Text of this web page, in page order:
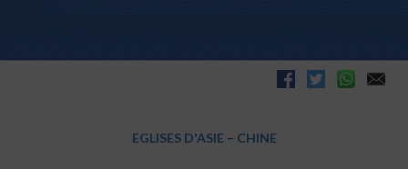
EGLISES D'ASIE – CHINE